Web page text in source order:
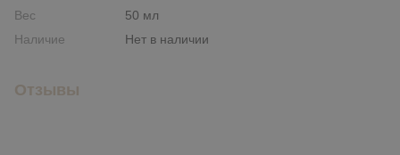
Вес
50 мл
Наличие
Нет в наличии
Отзывы